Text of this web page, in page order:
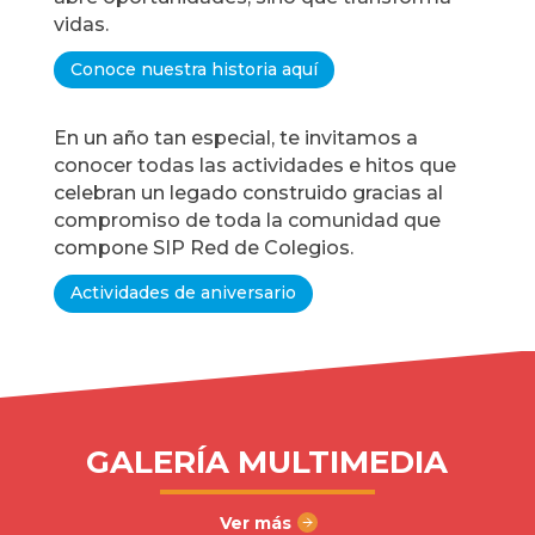
vidas.
Conoce nuestra historia aquí
En un año tan especial, te invitamos a
conocer todas las actividades e hitos que
celebran un legado construido gracias al
compromiso de toda la comunidad que
compone SIP Red de Colegios.
Actividades de aniversario
GALERÍA MULTIMEDIA
Ver más